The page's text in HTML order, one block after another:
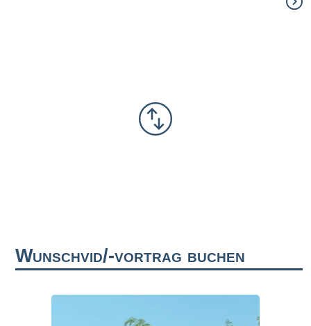
Wunschvid/-vortrag buchen